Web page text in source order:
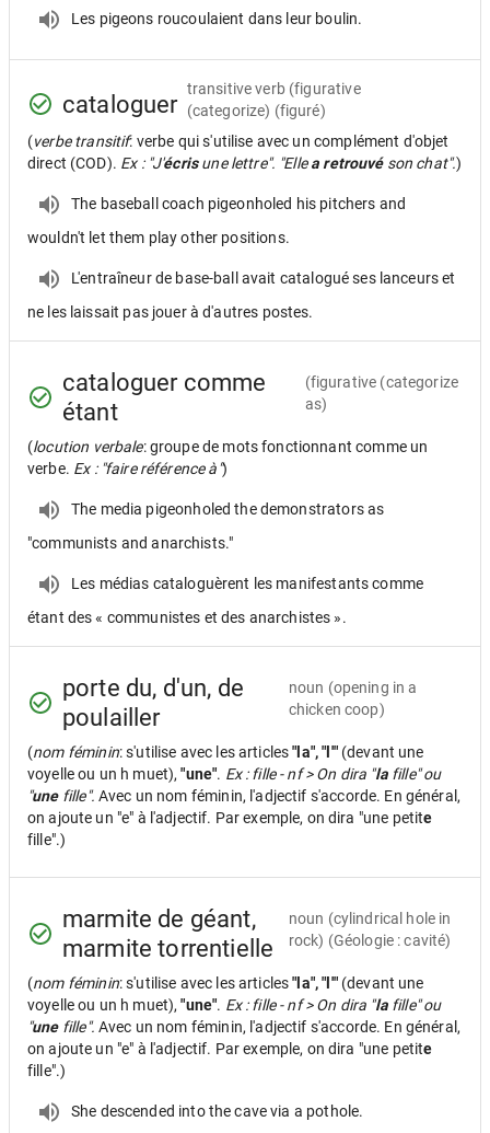
Les pigeons roucoulaient dans leur boulin.
cataloguer
transitive verb (figurative
(categorize) (figuré)
(verbe transitif: verbe qui s'utilise avec un complément d'objet
direct (COD). Ex : "J'écrisune lettre". "Ellea retrouvéson chat".)
The baseball coach pigeonholed his pitchers and
wouldn't let them play other positions.
L'entraîneur de base-ball avait catalogué ses lanceurs et
ne les laissait pas jouer à d'autres postes.
cataloguer comme
étant
(figurative (categorize
as)
(locution verbale: groupe de mots fonctionnant comme un
verbe. Ex : "faire référence à")
The media pigeonholed the demonstrators as
"communists and anarchists."
Les médias cataloguèrent les manifestants comme
étant des « communistes et des anarchistes ».
porte du, d'un, de
poulailler
noun (opening in a
chicken coop)
(nom féminin: s'utilise avec les articles"la", "l'" (devant une
voyelle ou un h muet),"une". Ex : fille - nf > On dira "lafille" ou
"unefille". Avec un nom féminin, l'adjectif s'accorde. En général,
on ajoute un "e" à l'adjectif. Par exemple, on dira "une petite
fille".)
marmite de géant,
marmite torrentielle
noun (cylindrical hole in
rock) (Géologie : cavité)
(nom féminin: s'utilise avec les articles"la", "l'" (devant une
voyelle ou un h muet),"une". Ex : fille - nf > On dira "lafille" ou
"unefille". Avec un nom féminin, l'adjectif s'accorde. En général,
on ajoute un "e" à l'adjectif. Par exemple, on dira "une petite
fille".)
She descended into the cave via a pothole.